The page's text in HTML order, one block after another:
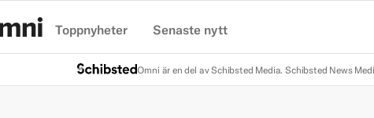
Toppnyheter Senaste nytt
Omni är en del av Schibsted Media. Schibsted News